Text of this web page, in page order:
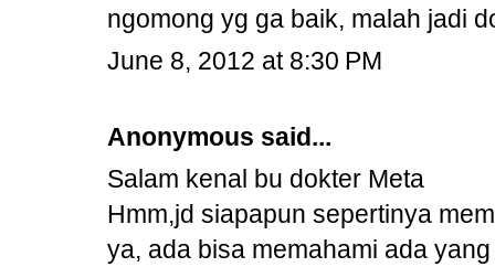
ngomong yg ga baik, malah jadi
June 8, 2012 at 8:30 PM
Anonymous said...
Salam kenal bu dokter Meta
Hmm,jd siapapun sepertinya
ya, ada bisa memahami ada